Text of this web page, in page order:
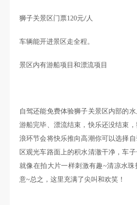
狮子关景区门票120元/人
车辆能开进景区走全程。
景区内有游船项目和漂流项目
自驾还能免费体验狮子关景区内部的
游船完毕、漂流结束，快乐还没结束 ，
浪环节会将快乐推向高潮你可以选择
区观光车路面上的积水清澈干净 ，车
就像在拍大片一样刺激有趣~清凉水珠
意~总之，这里充满了尖叫和欢笑 ！